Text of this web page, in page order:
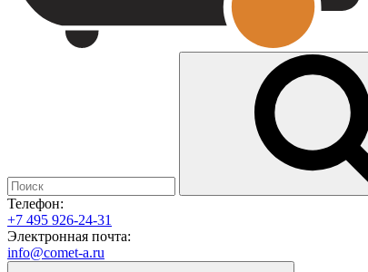
Телефон:
+7 495 926-24-31
Электронная почта:
info@comet-a.ru